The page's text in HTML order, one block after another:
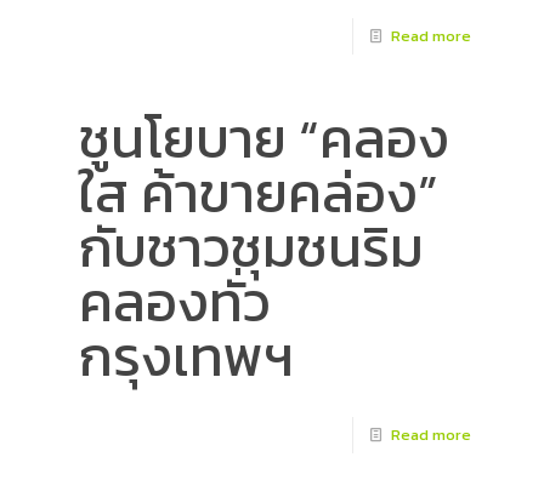
Read more
ชูนโยบาย “คลอง
ใส ค้าขายคล่อง”
กับชาวชุมชนริม
คลองทั่ว
กรุงเทพฯ
Read more